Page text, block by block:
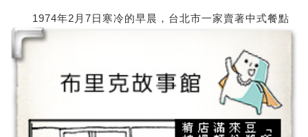
1974年2月7日寒冷的早晨，台北市一家賣著中式餐點